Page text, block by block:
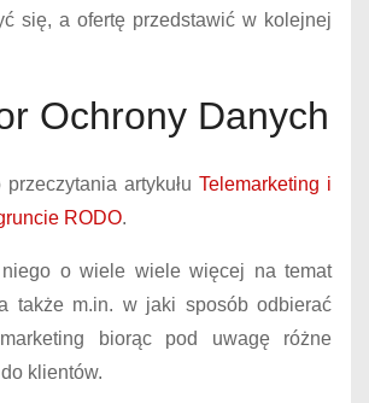
się, a ofertę przedstawić w kolejnej
Ochrony Danych
artykułu Telemarketing i
RODO.
o wiele wiele więcej na temat
także m.in. w jaki sposób odbierać
biorąc pod uwagę różne
klientów.